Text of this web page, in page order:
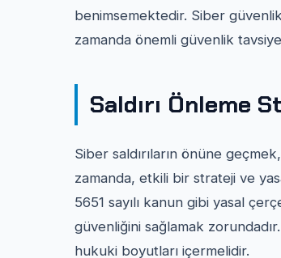
benimsemektedir. Siber
zamanda önemli güvenlik
Saldırı Önleme
Siber saldırıların önüne
zamanda, etkili bir strateji ve
5651 sayılı kanun gibi yasal
güvenliğini sağlamak
hukuki boyutları içermelidir.